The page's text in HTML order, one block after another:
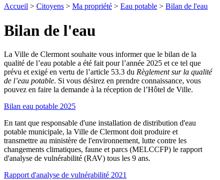
Accueil > Citoyens > Ma propriété > Eau potable > Bilan de l'eau
Bilan de l'eau
La Ville de Clermont souhaite vous informer que le bilan de la
qualité de l’eau potable a été fait pour l’année 2025 et ce tel que
prévu et exigé en vertu de l’article 53.3 du Règlement sur la qualité
de l’eau potable. Si vous désirez en prendre connaissance, vous
pouvez en faire la demande à la réception de l’Hôtel de Ville.
Bilan eau potable 2025
En tant que responsable d'une installation de distribution d'eau
potable municipale, la Ville de Clermont doit produire et
transmettre au ministère de l'environnement, lutte contre les
changements climatiques, faune et parcs (MELCCFP) le rapport
d'analyse de vulnérabilité (RAV) tous les 9 ans.
Rapport d'analyse de vulnérabilité 2021